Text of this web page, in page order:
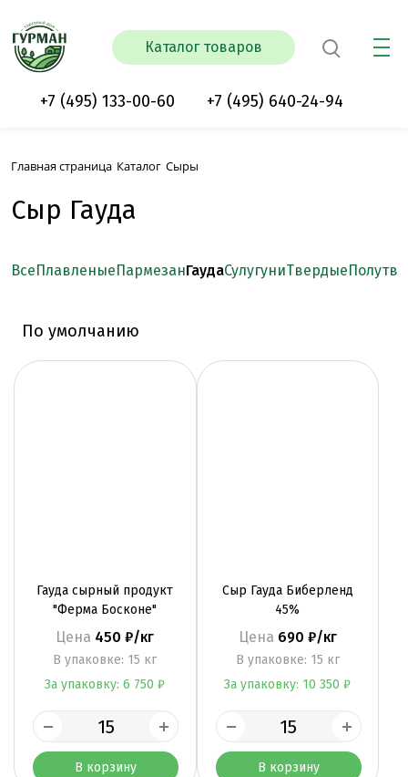
Каталог товаров
+7 (495) 133-00-60 +7 (495) 640-24-94
Главная страница Каталог Сыры
Сыр Гауда
ВсеПлавленыеПармезанГаудаСулугуниТвердые
По умолчанию
По популярности
Гауда сырный продукт
"Ферма Босконе"
Цена 450 ₽/кг
B упаковке: 15 кг
За упаковку: 6 750 ₽
В корзину
Сыр Гауда Биберленд
45%
Цена 690 ₽/кг
B упаковке: 15 кг
За упаковку: 10 350 ₽
В корзину